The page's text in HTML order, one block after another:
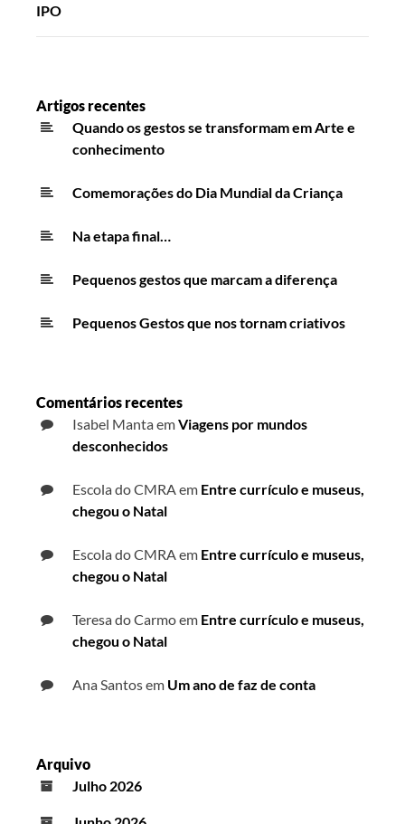
IPO
Artigos recentes
Quando os gestos se transformam em Arte e
conhecimento
Comemorações do Dia Mundial da Criança
Na etapa final…
Pequenos gestos que marcam a diferença
Pequenos Gestos que nos tornam criativos
Comentários recentes
Isabel MantaemViagens por mundos
desconhecidos
Escola do CMRA em Entre currículo e museus,
chegou o Natal
Escola do CMRA em Entre currículo e museus,
chegou o Natal
Teresa do Carmoem Entre currículo e museus,
chegou o Natal
Ana Santosem Um ano de faz de conta
Arquivo
Julho 2026